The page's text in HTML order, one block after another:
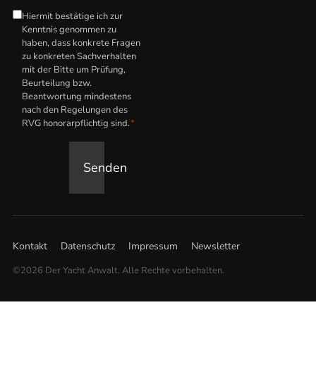
Hinweis
zum
anwaltlichen
Honorar*
Hiermit bestätige ich zur
Kenntnis genommen zu
haben, dass konkrete Fragen
zu konkreten Sachverhalten
mit der Bitte um Prüfung,
Beurteilung bzw.
Beantwortung mindestens
nach den Regelungen des
RVG honorarpflichtig sind.*
Senden
Kontakt Datenschutz Impressum Newsletter
©2026 Der Yacht Anwalt. Alle Rechte vorbehalten.